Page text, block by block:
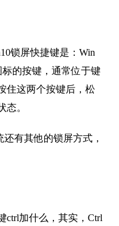
锁屏快捷键是：Win
的按键，通常位于键
住这两个按键后，松
态。
有其他的锁屏方式，
ctrl加什么，其实，Ctrl